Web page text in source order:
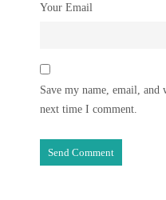
Your Email
Save my name, email,
next time I comment.